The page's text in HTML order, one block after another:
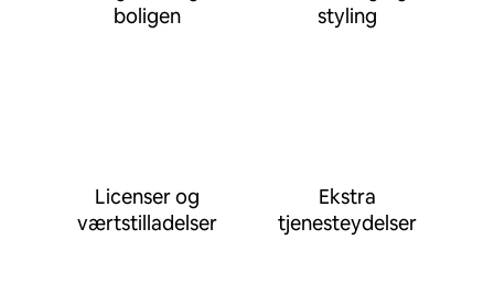
boligen
styling
Licenser og
værtstilladelser
Ekstra
tjenesteydelser